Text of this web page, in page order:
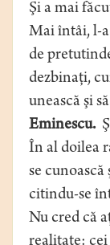
Şi a mai
Mai întâi, l-
de
dezbinaţi,
unească şi
Eminescu.
În al doilea
se cunoască
citindu-se
Nu cred că